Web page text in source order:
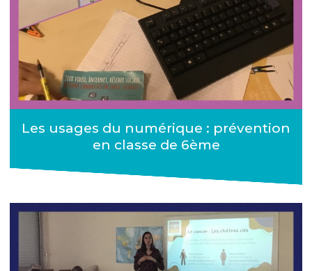
Les usages du numérique : prévention
en classe de 6ème